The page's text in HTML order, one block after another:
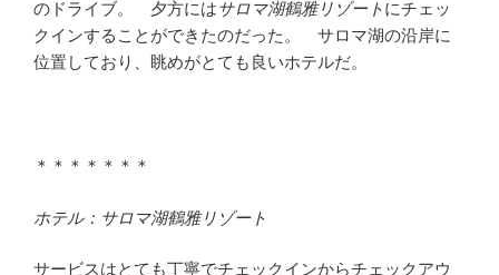
のドライブ。 夕方にはサロマ湖鶴雅リゾートにチェッ
クインすることができたのだった。 サロマ湖の沿岸に
位置しており、眺めがとても良いホテルだ。
＊＊＊＊＊＊＊
ホテル：サロマ湖鶴雅リゾート
サービスはとても丁寧でチェックインからチェックアウ